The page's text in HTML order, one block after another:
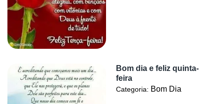
Bom dia e feliz quinta-
feira
Categoria: Bom Dia